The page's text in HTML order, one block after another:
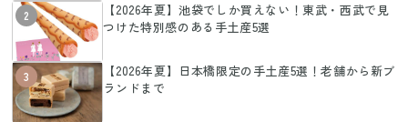
2
【2026年夏】池袋でしか買えない！東武・西武で見
つけた特別感のある手土産5選
3
【2026年夏】日本橋限定の手土産5選！老舗から新ブ
ランドまで